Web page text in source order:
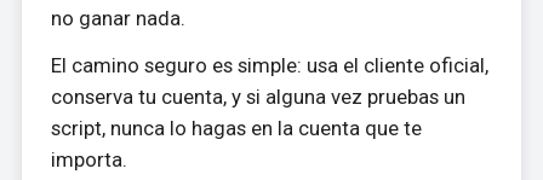
no ganar nada.
El camino seguro es simple: usa el cliente oficial,
conserva tu cuenta, y si alguna vez pruebas un
script, nunca lo hagas en la cuenta que te
importa.